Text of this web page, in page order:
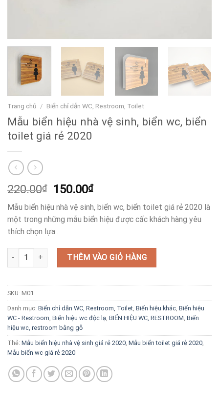
Trang chủ / Biển chỉ dẫn WC, Restroom, Toilet
Mẫu biển hiệu nhà vệ sinh, biển wc, biển
toilet giá rẻ 2020
220.00₫
Giá
gốc
là:
220.00₫.
150.00₫Giá
hiện
tại
là:
Mẫu biển hiệu nhà vệ sinh, biển wc, biển toilet giá rẻ 2020 là
một trong những mẫu biển hiệu được cấc khách hàng yêu
thích chọn lựa .
Mẫu biển hiệu nhà vệ sinh, biển wc, biển toilet giá rẻ 2020 số lượng
THÊM VÀO GIỎ HÀNG
SKU: M01
Danh mục: Biển chỉ dẫn WC, Restroom, Toilet Biển hiệu khác Biển hiệu
WC - Restroom Biển hiệu wc độc lạ BIỂN HIỆU WC, RESTROOM Biển
hiệu wc, restroom bằng gỗ
Thẻ: Mẫu biển hiệu nhà vệ sinh giá rẻ 2020 Mẫu biển toilet giá rẻ 2020
Mẫu biển wc giá rẻ 2020